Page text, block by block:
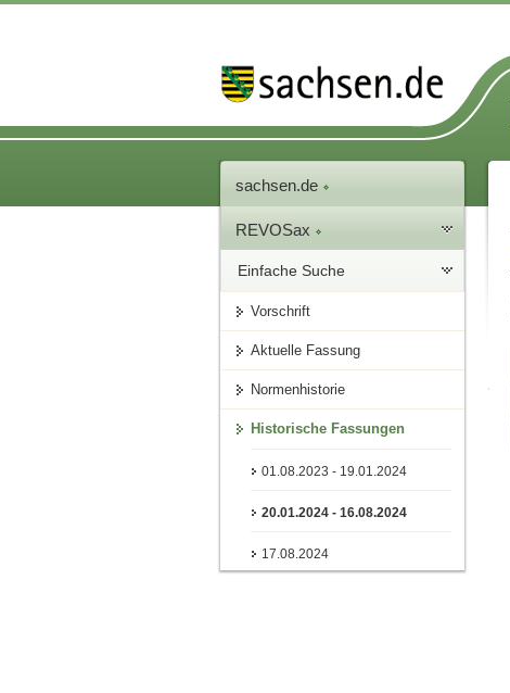
sachsen.de
REVOSax
Einfache Suche
Vorschrift
Aktuelle Fassung
Normenhistorie
Historische Fassungen
01.08.2023 - 19.01.2024
20.01.2024 - 16.08.2024
17.08.2024